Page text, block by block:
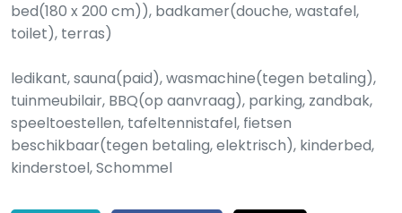
bed(180 x 200 cm)), badkamer(douche, wastafel,
toilet), terras)
ledikant, sauna(paid), wasmachine(tegen betaling),
tuinmeubilair, BBQ(op aanvraag), parking, zandbak,
speeltoestellen, tafeltennistafel, fietsen
beschikbaar(tegen betaling, elektrisch), kinderbed,
kinderstoel, Schommel